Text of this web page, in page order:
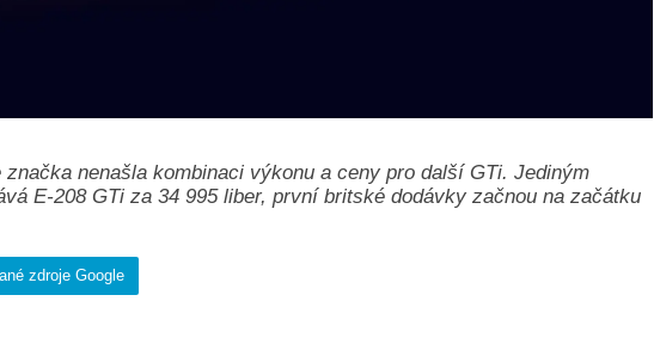
nenašla kombinaci výkonu a ceny pro další GTi. Jediným
E-208 GTi za 34 995 liber, první britské dodávky začnou na začátku
zdroje Google